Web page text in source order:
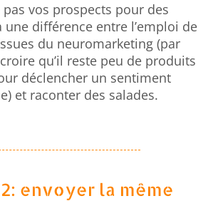
pas vos prospects pour des
une différence entre l’emploi de
du neuromarketing (par
qu’il reste peu de produits
déclencher un sentiment
et raconter des salades.
envoyer la même